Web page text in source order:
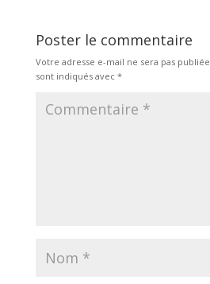
Poster le commentaire
Votre adresse e-mail ne sera pas publiée.
sont indiqués avec *